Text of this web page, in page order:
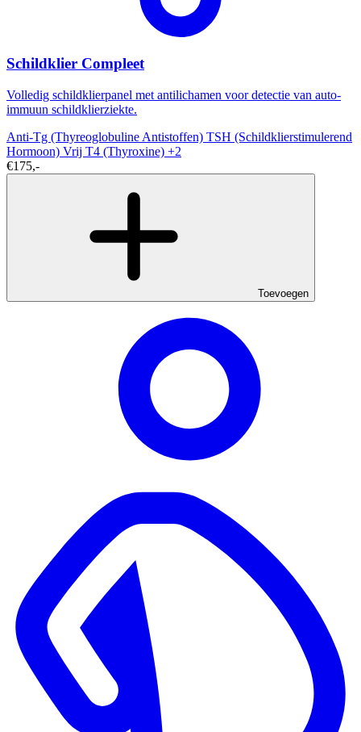
Schildklier Compleet
Volledig schildklierpanel met antilichamen voor detectie van auto-
immuun schildklierziekte.
Anti-Tg (Thyreoglobuline Antistoffen) TSH (Schildklierstimulerend
Hormoon) Vrij T4 (Thyroxine) +2
€175,-
Toevoegen